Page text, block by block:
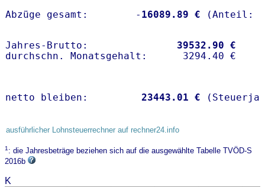
Abzüge gesamt:        - 16089.89 €
Jahres-Brutto: 39532.90 €
netto bleiben: 23443.01 €
ausführlicher Lohnsteuerrechner auf rechner24.info
1: die Jahresbeträge beziehen sich auf die ausgewählte Tabelle TVÖD-S
2016b
K